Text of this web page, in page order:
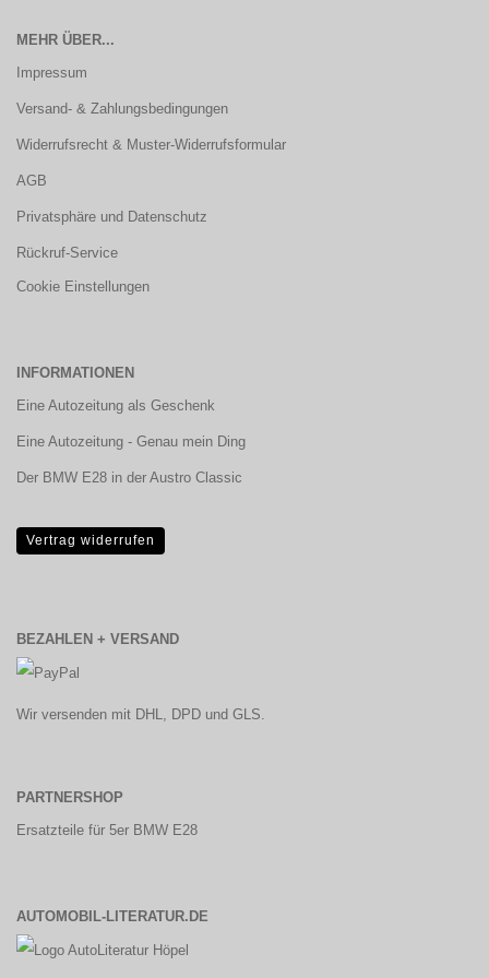
MEHR ÜBER...
Impressum
Versand- & Zahlungsbedingungen
Widerrufsrecht & Muster-Widerrufsformular
AGB
Privatsphäre und Datenschutz
Rückruf-Service
Cookie Einstellungen
INFORMATIONEN
Eine Autozeitung als Geschenk
Eine Autozeitung - Genau mein Ding
Der BMW E28 in der Austro Classic
Vertrag widerrufen
BEZAHLEN + VERSAND
Wir versenden mit DHL, DPD und GLS.
PARTNERSHOP
Ersatzteile für 5er BMW E28
AUTOMOBIL-LITERATUR.DE